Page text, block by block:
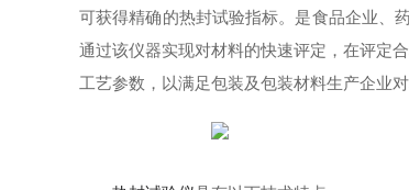
可获得精确的热封试验指标。是食品企业、
通过该仪器实现对材料的快速评定，在评定
工艺参数，以满足包装及包装材料生产企业